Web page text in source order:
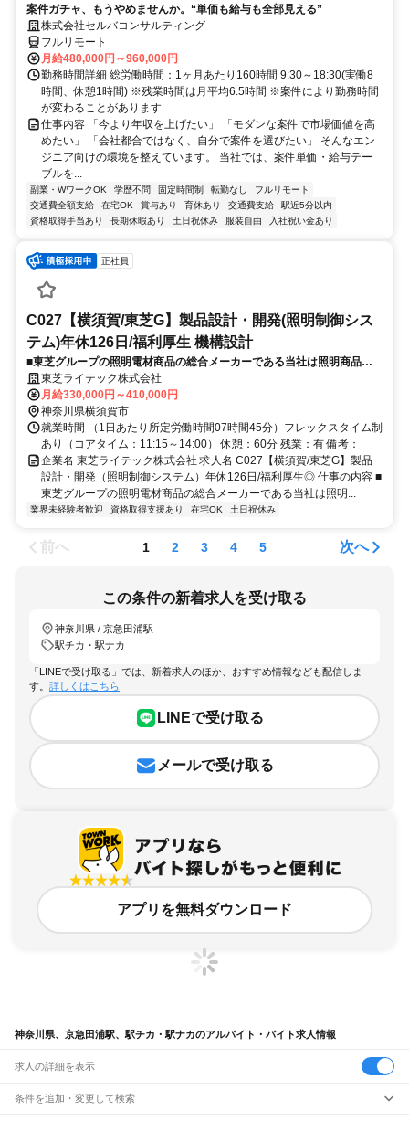
案件ガチャ、もうやめませんか。“単価も給与も全部見える”
株式会社セルバコンサルティング
フルリモート
月給480,000円～960,000円
勤務時間詳細 総労働時間：1ヶ月あたり160時間 9:30～18:30(実働8
時間、休憩1時間) ※残業時間は月平均6.5時間 ※案件により勤務時間
が変わることがあります
仕事内容 「今より年収を上げたい」 「モダンな案件で市場価値を高
めたい」 「会社都合ではなく、自分で案件を選びたい」 そんなエン
ジニア向けの環境を整えています。 当社では、案件単価・給与テー
ブルを...
副業・WワークOK 学歴不問 固定時間制 転勤なし
フルリモート
交通費全額支給
在宅OK 賞与あり 育休あり 交通費支給
駅近5分以内
資格取得手当あり
長期休暇あり 土日祝休み 服装自由 入社祝い金あり
正社員
C027【横須賀/東芝G】製品設計・開発(照明制御シス
テム)年休126日/福利厚生 機構設計
■東芝グループの照明電材商品の総合メーカーである当社は照明商品で
業界トップクラスのシェアを誇ります。そんな当社にてい照明制御シス
テムの開発業務をお任せいたします。
東芝ライテック株式会社
月給330,000円～410,000円
神奈川県横須賀市
就業時間 （1日あたり所定労働時間07時間45分）フレックスタイム制
あり（コアタイム：11:15～14:00） 休憩：60分 残業：有 備考：
企業名 東芝ライテック株式会社 求人名 C027【横須賀/東芝G】製品
設計・開発（照明制御システム）年休126日/福利厚生◎ 仕事の内容 ■
東芝グループの照明電材商品の総合メーカーである当社は照明...
業界未経験者歓迎 資格取得支援あり 在宅OK 土日祝休み
前へ 1 2 3 4 5 次へ
この条件の新着求人を受け取る
神奈川県 / 京急田浦駅
駅チカ・駅ナカ
「LINEで受け取る」では、新着求人のほか、おすすめ情報なども配信しま
す。 詳しくはこちら
LINEで受け取る
メールで受け取る
アプリを無料ダウンロード
神奈川県、京急田浦駅、駅チカ・駅ナカのアルバイト・バイト求人情報
求人の詳細を表示
条件を追加・変更して検索